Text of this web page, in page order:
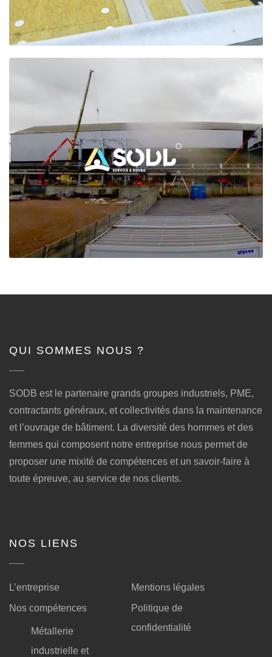
[CHANTIER] –
TIMELAPSE D’UN
CHANTIER HORS
QUI SOMMES NOUS ?
SODB est le partenaire grands groupes industriels, PME,
contractants généraux, et collectivités dans la maintenance
et l’ouvrage de bâtiment. La diversité des hommes et des
femmes qui composent notre entreprise nous permet de
proposer une mixité de compétences et un savoir-faire à
toute épreuve, au service de nos clients.
NOS LIENS
L’entreprise
Nos compétences
Métallerie
industrielle et
Mentions légales
Politique de
confidentialité